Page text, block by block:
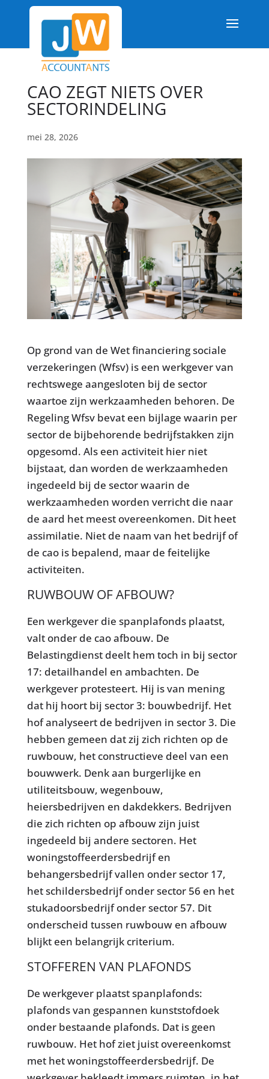
CAO ZEGT NIETS OVER
SECTORINDELING
mei 28, 2026
Op grond van de Wet financiering sociale
verzekeringen (Wfsv) is een werkgever van
rechtswege aangesloten bij de sector
waartoe zijn werkzaamheden behoren. De
Regeling Wfsv bevat een bijlage waarin per
sector de bijbehorende bedrijfstakken zijn
opgesomd. Als een activiteit hier niet
bijstaat, dan worden de werkzaamheden
ingedeeld bij de sector waarin de
werkzaamheden worden verricht die naar
de aard het meest overeenkomen. Dit heet
assimilatie. Niet de naam van het bedrijf of
de cao is bepalend, maar de feitelijke
activiteiten.
RUWBOUW OF AFBOUW?
Een werkgever die spanplafonds plaatst,
valt onder de cao afbouw. De
Belastingdienst deelt hem toch in bij sector
17: detailhandel en ambachten. De
werkgever protesteert. Hij is van mening
dat hij hoort bij sector 3: bouwbedrijf. Het
hof analyseert de bedrijven in sector 3. Die
hebben gemeen dat zij zich richten op de
ruwbouw, het constructieve deel van een
bouwwerk. Denk aan burgerlijke en
utiliteitsbouw, wegenbouw,
heiersbedrijven en dakdekkers. Bedrijven
die zich richten op afbouw zijn juist
ingedeeld bij andere sectoren. Het
woningstoffeerdersbedrijf en
behangersbedrijf vallen onder sector 17,
het schildersbedrijf onder sector 56 en het
stukadoorsbedrijf onder sector 57. Dit
onderscheid tussen ruwbouw en afbouw
blijkt een belangrijk criterium.
STOFFEREN VAN PLAFONDS
De werkgever plaatst spanplafonds:
plafonds van gespannen kunststofdoek
onder bestaande plafonds. Dat is geen
ruwbouw. Het hof ziet juist overeenkomst
met het woningstoffeerdersbedrijf. De